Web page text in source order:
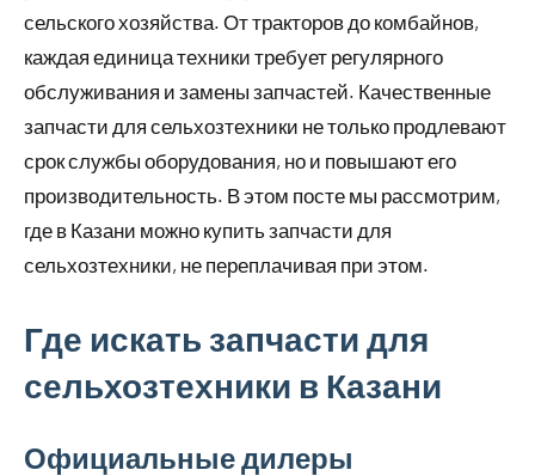
сельского хозяйства. От тракторов до комбайнов,
каждая единица техники требует регулярного
обслуживания и замены запчастей. Качественные
запчасти для сельхозтехники не только продлевают
срок службы оборудования, но и повышают его
производительность. В этом посте мы рассмотрим,
где в Казани можно купить запчасти для
сельхозтехники, не переплачивая при этом.
Где искать запчасти для
сельхозтехники в Казани
Официальные дилеры